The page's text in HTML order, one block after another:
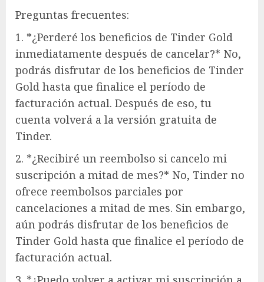
Preguntas frecuentes:
1. *¿Perderé los beneficios de Tinder Gold
inmediatamente después de cancelar?* No,
podrás disfrutar de los beneficios de Tinder
Gold hasta que finalice el período de
facturación actual. Después de eso, tu
cuenta volverá a la versión gratuita de
Tinder.
2. *¿Recibiré un reembolso si cancelo mi
suscripción a mitad de mes?* No, Tinder no
ofrece reembolsos parciales por
cancelaciones a mitad de mes. Sin embargo,
aún podrás disfrutar de los beneficios de
Tinder Gold hasta que finalice el período de
facturación actual.